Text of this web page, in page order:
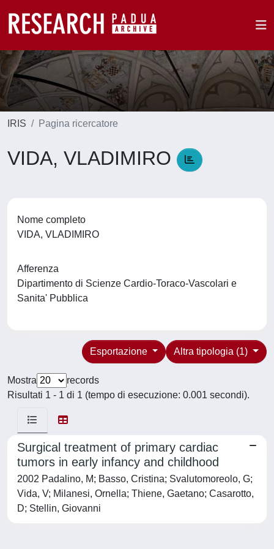
IRIS Pagina ricercatore
VIDA, VLADIMIRO
Nome completo
VIDA, VLADIMIRO
Afferenza
Dipartimento di Scienze Cardio-Toraco-Vascolari e
Sanita' Pubblica
Altra tipologia (1)
Esportazione
Mostra
records
Risultati 1 - 1 di 1 (tempo di esecuzione: 0.001 secondi).
Surgical treatment of primary cardiac
tumors in early infancy and childhood
2002 Padalino, M; Basso, Cristina; Svalutomoreolo, G;
Vida, V; Milanesi, Ornella; Thiene, Gaetano; Casarotto,
D; Stellin, Giovanni